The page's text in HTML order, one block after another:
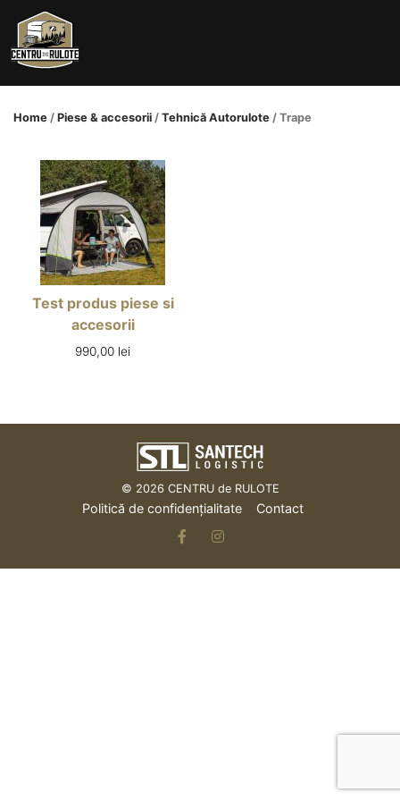
content
Home / Piese & accesorii / Tehnică Autorulote / Trape
Test produs piese si
accesorii
990,00 lei
© 2026 CENTRU de RULOTE
Politică de confidențialitate Contact